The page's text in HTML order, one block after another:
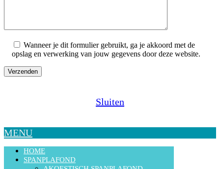
Wanneer je dit formulier gebruikt, ga je akkoord met de
opslag en verwerking van jouw gegevens door deze website.
Sluiten
MENU
HOME
SPANPLAFOND